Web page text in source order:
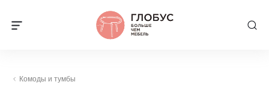
Комоды и тумбы